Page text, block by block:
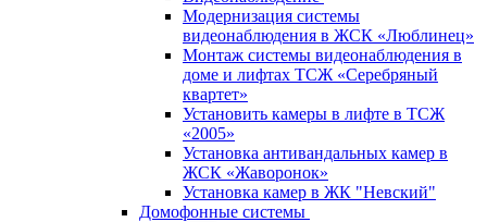
Модернизация системы
видеонаблюдения в ЖСК «Люблинец»
Монтаж системы видеонаблюдения в
доме и лифтах ТСЖ «Серебряный
квартет»
Установить камеры в лифте в ТСЖ
«2005»
Установка антивандальных камер в
ЖСК «Жаворонок»
Установка камер в ЖК "Невский"
Домофонные системы